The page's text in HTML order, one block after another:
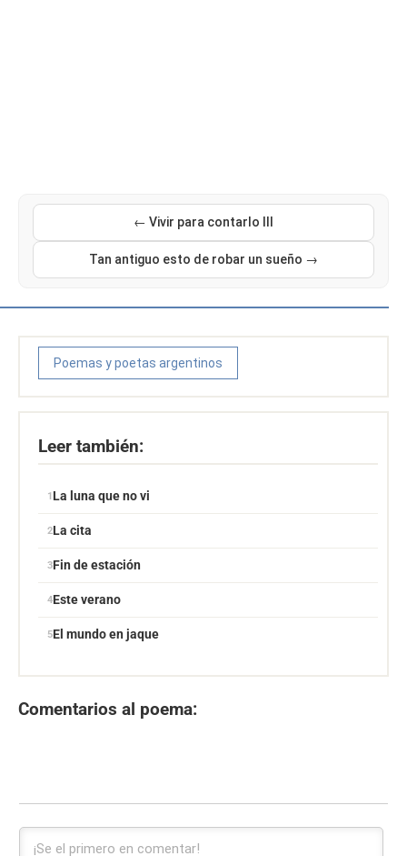
← Vivir para contarlo III
Tan antiguo esto de robar un sueño →
Poemas y poetas argentinos
Leer también:
La luna que no vi
La cita
Fin de estación
Este verano
El mundo en jaque
Comentarios al poema: